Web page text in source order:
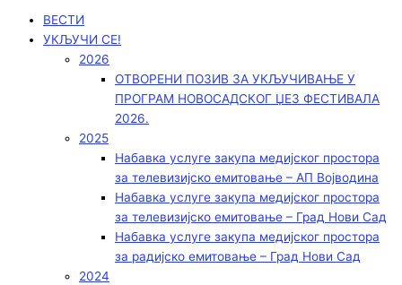
ВЕСТИ
УКЉУЧИ СЕ!
2026
ОТВОРЕНИ ПОЗИВ ЗА УКЉУЧИВАЊЕ У
ПРОГРАМ НОВОСАДСКОГ ЏЕЗ ФЕСТИВАЛА
2026.
2025
Набавка услуге закупа медијског простора
за телевизијско емитовање – АП Војводинa
Набавка услуге закупа медијског простора
за телевизијско емитовање – Град Нови Сад
Набавка услуге закупа медијског простора
за радијско емитовање – Град Нови Сад
2024